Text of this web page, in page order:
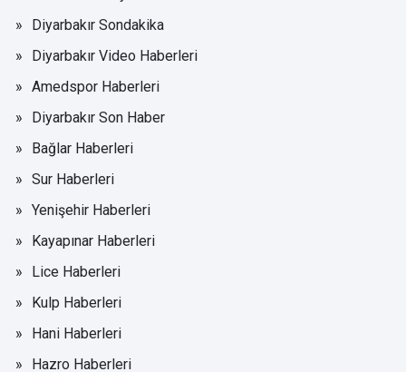
Diyarbakır Sondakika
Diyarbakır Video Haberleri
Amedspor Haberleri
Diyarbakır Son Haber
Bağlar Haberleri
Sur Haberleri
Yenişehir Haberleri
Kayapınar Haberleri
Lice Haberleri
Kulp Haberleri
Hani Haberleri
Hazro Haberleri